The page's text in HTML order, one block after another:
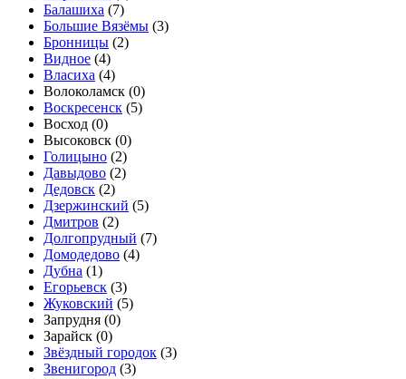
Балашиха (7)
Большие Вязёмы (3)
Бронницы (2)
Видное (4)
Власиха (4)
Волоколамск (0)
Воскресенск (5)
Восход (0)
Высоковск (0)
Голицыно (2)
Давыдово (2)
Дедовск (2)
Дзержинский (5)
Дмитров (2)
Долгопрудный (7)
Домодедово (4)
Дубна (1)
Егорьевск (3)
Жуковский (5)
Запрудня (0)
Зарайск (0)
Звёздный городок (3)
Звенигород (3)